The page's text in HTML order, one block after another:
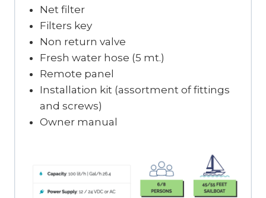
Net filter
Filters key
Non return valve
Fresh water hose (5 mt.)
Remote panel
Installation kit (assortment of fittings
and screws)
Owner manual